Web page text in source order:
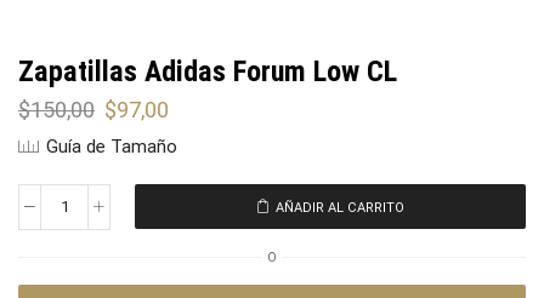
Zapatillas Adidas Forum Low CL
$150,00 $97,00
Guía de Tamaño
AÑADIR AL CARRITO
O